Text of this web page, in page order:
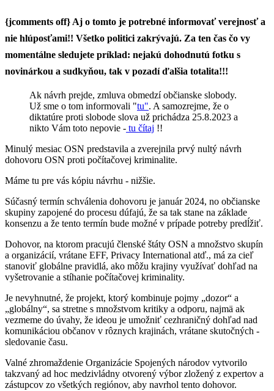
{jcomments off} Aj o tomto je potrebné informovať verejnosť a
nie hlúposťami!! Všetko politici zakrývajú. Za ten čas čo vy
momentálne sledujete príklad: nejakú dohodnutú fotku s
novinárkou a sudkyňou, tak v pozadí ďalšia totalita!!!
Ak návrh prejde, zmluva obmedzí občianske slobody.
Už sme o tom informovali "tu". A samozrejme, že o
diktatúre proti slobode slova už prichádza 25.8.2023 a
nikto Vám toto nepovie - tu čítaj !!
Minulý mesiac OSN predstavila a zverejnila prvý nultý návrh
dohovoru OSN proti počítačovej kriminalite.
Máme tu pre vás kópiu návrhu - nižšie.
Súčasný termín schválenia dohovoru je január 2024, no občianske
skupiny zapojené do procesu dúfajú, že sa tak stane na základe
konsenzu a že tento termín bude možné v prípade potreby predĺžiť.
Dohovor, na ktorom pracujú členské štáty OSN a množstvo skupín
a organizácií, vrátane EFF, Privacy International atď., má za cieľ
stanoviť globálne pravidlá, ako môžu krajiny využívať dohľad na
vyšetrovanie a stíhanie počítačovej kriminality.
Je nevyhnutné, že projekt, ktorý kombinuje pojmy „dozor“ a
„globálny“, sa stretne s množstvom kritiky a odporu, najmä ak
vezmeme do úvahy, že ideou je umožniť cezhraničný dohľad nad
komunikáciou občanov v rôznych krajinách, vrátane skutočných -
sledovanie času.
Valné zhromaždenie Organizácie Spojených národov vytvorilo
takzvaný ad hoc medzivládny otvorený výbor zložený z expertov a
zástupcov zo všetkých regiónov, aby navrhol tento dohovor.